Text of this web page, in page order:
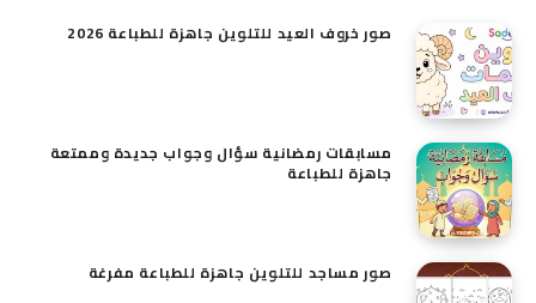
صور خروف العيد للتلوين​ جاهزة للطباعة 2026
مسابقات رمضانية سؤال وجواب جديدة وممتعة
جاهزة للطباعة
صور مساجد للتلوين جاهزة للطباعة مفرغة